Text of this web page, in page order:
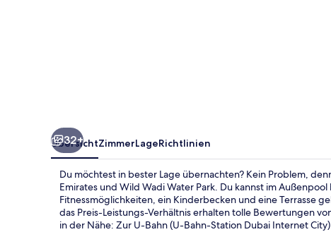
32+
ÜbersichtZimmerLageRichtlinien
Du möchtest in bester Lage übernachten? Kein Problem,
Emirates und Wild Wadi Water Park. Du kannst im
Fitnessmöglichkeiten, ein Kinderbecken und eine Terrasse
das Preis-Leistungs-Verhältnis erhalten tolle Bewertungen
in der Nähe: Zur U-Bahn (U-Bahn-Station Dubai Internet